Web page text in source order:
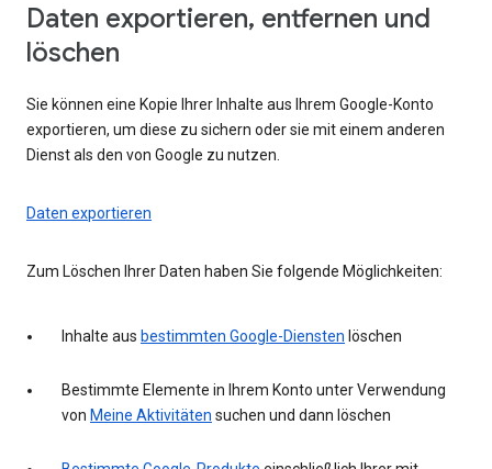
Daten exportieren, entfernen und
löschen
Sie können eine Kopie Ihrer Inhalte aus Ihrem Google-Konto
exportieren, um diese zu sichern oder sie mit einem anderen
Dienst als den von Google zu nutzen.
Daten exportieren
Zum Löschen Ihrer Daten haben Sie folgende Möglichkeiten:
Inhalte aus bestimmten Google-Diensten löschen
Bestimmte Elemente in Ihrem Konto unter Verwendung
von Meine Aktivitäten suchen und dann löschen